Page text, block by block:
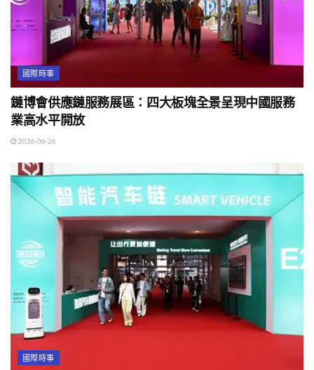
國際時事
鏈博會供應鏈服務展區：四大板塊全景呈現中國服務
業高水平開放
2026-06-26
國際時事